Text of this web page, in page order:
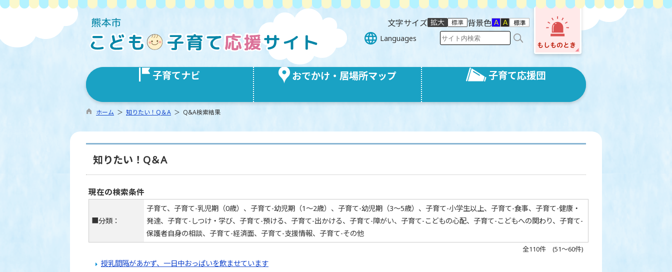
文字サイズ 背景色
Languages
子育てナビ おでかけ・居場所マップ 子育て応援団
ホーム ＞ 知りたい！Q＆A ＞ Q&A検索結果
知りたい！Q＆A
現在の検索条件
■分類：
子育て、子育て-乳児期（0歳）、子育て-幼児期（1～2歳）、子育て-幼児期（3～5歳）、子育て-小学生以上、子育て-食事、子育て-健康・
発達、子育て-しつけ・学び、子育て-預ける、子育て-出かける、子育て-障がい、子育て-こどもの心配、子育て-こどもへの関わり、子育て-
保護者自身の相談、子育て-経済面、子育て-支援情報、子育て-その他
全110件 (51～60件)
授乳間隔があかず、一日中おっぱいを飲ませています